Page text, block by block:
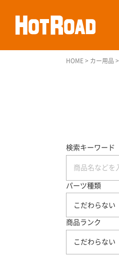
HOME > カー用品 >
検索キーワード
パーツ種類
こだわらない
商品ランク
こだわらない